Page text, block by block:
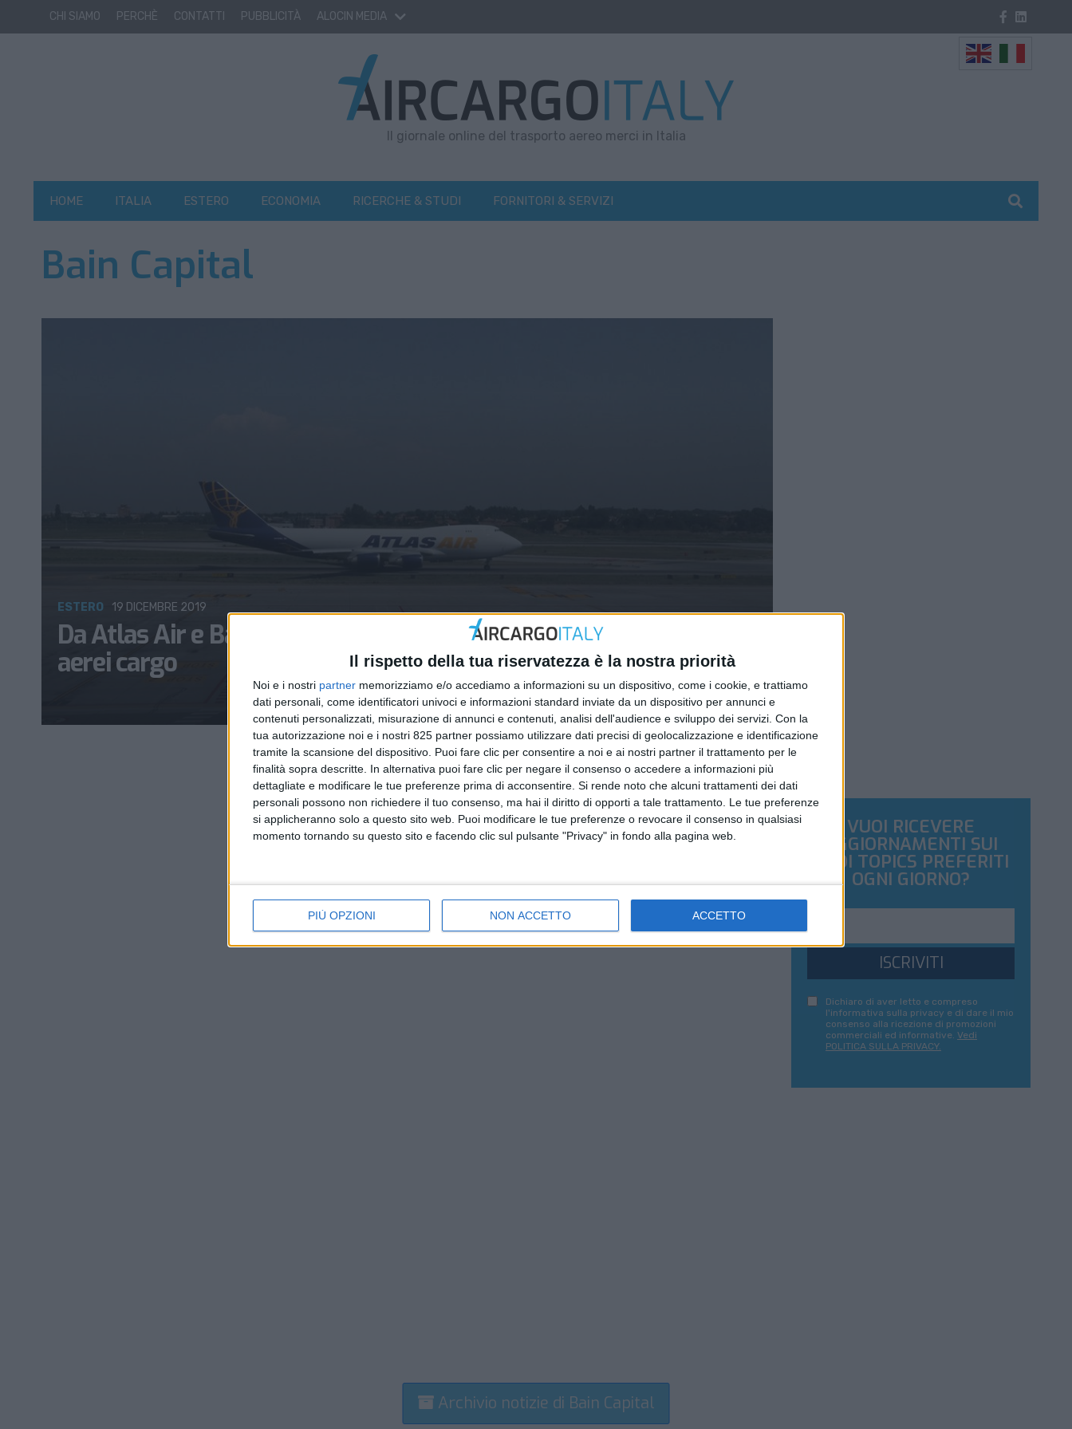
Il rispetto della tua riservatezza è la nostra priorità
Noi e i nostri partner memorizziamo e/o accediamo a informazioni su un dispositivo, come i cookie, e trattiamo
dati personali, come identificatori univoci e informazioni standard inviate da un dispositivo per annunci e
contenuti personalizzati, misurazione di annunci e contenuti, analisi dell'audience e sviluppo dei servizi. Con la
tua autorizzazione noi e i nostri 825 partner possiamo utilizzare dati precisi di geolocalizzazione e identificazione
tramite la scansione del dispositivo. Puoi fare clic per consentire a noi e ai nostri partner il trattamento per le
finalità sopra descritte. In alternativa puoi fare clic per negare il consenso o accedere a informazioni più
dettagliate e modificare le tue preferenze prima di acconsentire. Si rende noto che alcuni trattamenti dei dati
personali possono non richiedere il tuo consenso, ma hai il diritto di opporti a tale trattamento. Le tue preferenze
si applicheranno solo a questo sito web. Puoi modificare le tue preferenze o revocare il consenso in qualsiasi
momento tornando su questo sito e facendo clic sul pulsante "Privacy" in fondo alla pagina web.
PIÙ OPZIONI NON ACCETTO ACCETTO
CHI SIAMO PERCHÈ CONTATTI PUBBLICITÀ ALOCIN MEDIA
Il giornale online del trasporto aereo merci in Italia
HOME ITALIA ESTERO ECONOMIA RICERCHE & STUDI FORNITORI & SERVIZI
Bain Capital
Da Atlas Air e Bain Capital è nato un nuovo big per il noleggio di
aerei cargo
ESTERO 19 DICEMBRE 2019
VUOI RICEVERE
AGGIORNAMENTI SUI
TUOI TOPICS PREFERITI
OGNI GIORNO?
ISCRIVITI
Dichiaro di aver letto e compreso
l'informativa sulla privacy e di dare il mio
consenso alla ricezione di promozioni
commerciali ed informative. Vedi
POLITICA SULLA PRIVACY.
Archivio notizie di Bain Capital